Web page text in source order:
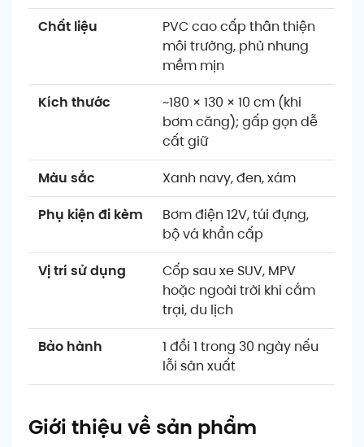
Chất liệu
PVC cao cấp thân thiện
môi trường, phủ nhung
mềm mịn
Kích thước
~180 × 130 × 10 cm (khi
bơm căng); gấp gọn dễ
cất giữ
Màu sắc
Xanh navy, đen, xám
Phụ kiện đi kèm
Bơm điện 12V, túi đựng,
bộ vá khẩn cấp
Vị trí sử dụng
Cốp sau xe SUV, MPV
hoặc ngoài trời khi cắm
trại, du lịch
Bảo hành
1 đổi 1 trong 30 ngày nếu
lỗi sản xuất
Giới thiệu về sản phẩm